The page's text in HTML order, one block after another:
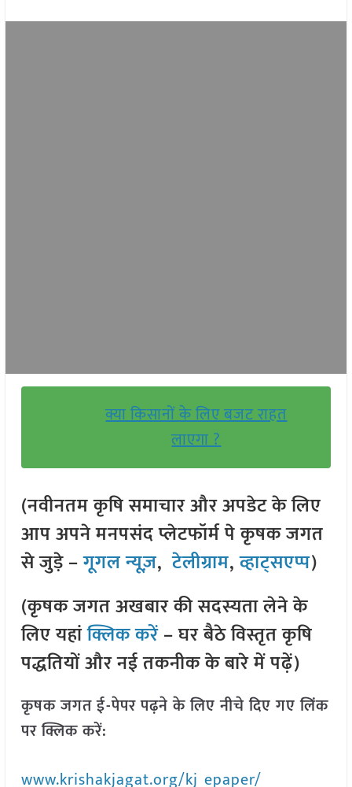
क्या किसानों के लिए बजट राहत
लाएगा ?
(नवीनतम कृषि समाचार और अपडेट के लिए
आप अपने मनपसंद प्लेटफॉर्म पे कृषक जगत
से जुड़े –गूगल न्यूज़,टेलीग्राम,व्हाट्सएप्प)
(कृषक जगत अखबार की सदस्यता लेने के
लिए यहांक्लिक करें– घर बैठे विस्तृत कृषि
पद्धतियों और नई तकनीक के बारे में पढ़ें)
कृषक जगत ई-पेपर पढ़ने के लिए नीचे दिए गए लिंक
पर क्लिक करें:
www.krishakjagat.org/kj_epaper/